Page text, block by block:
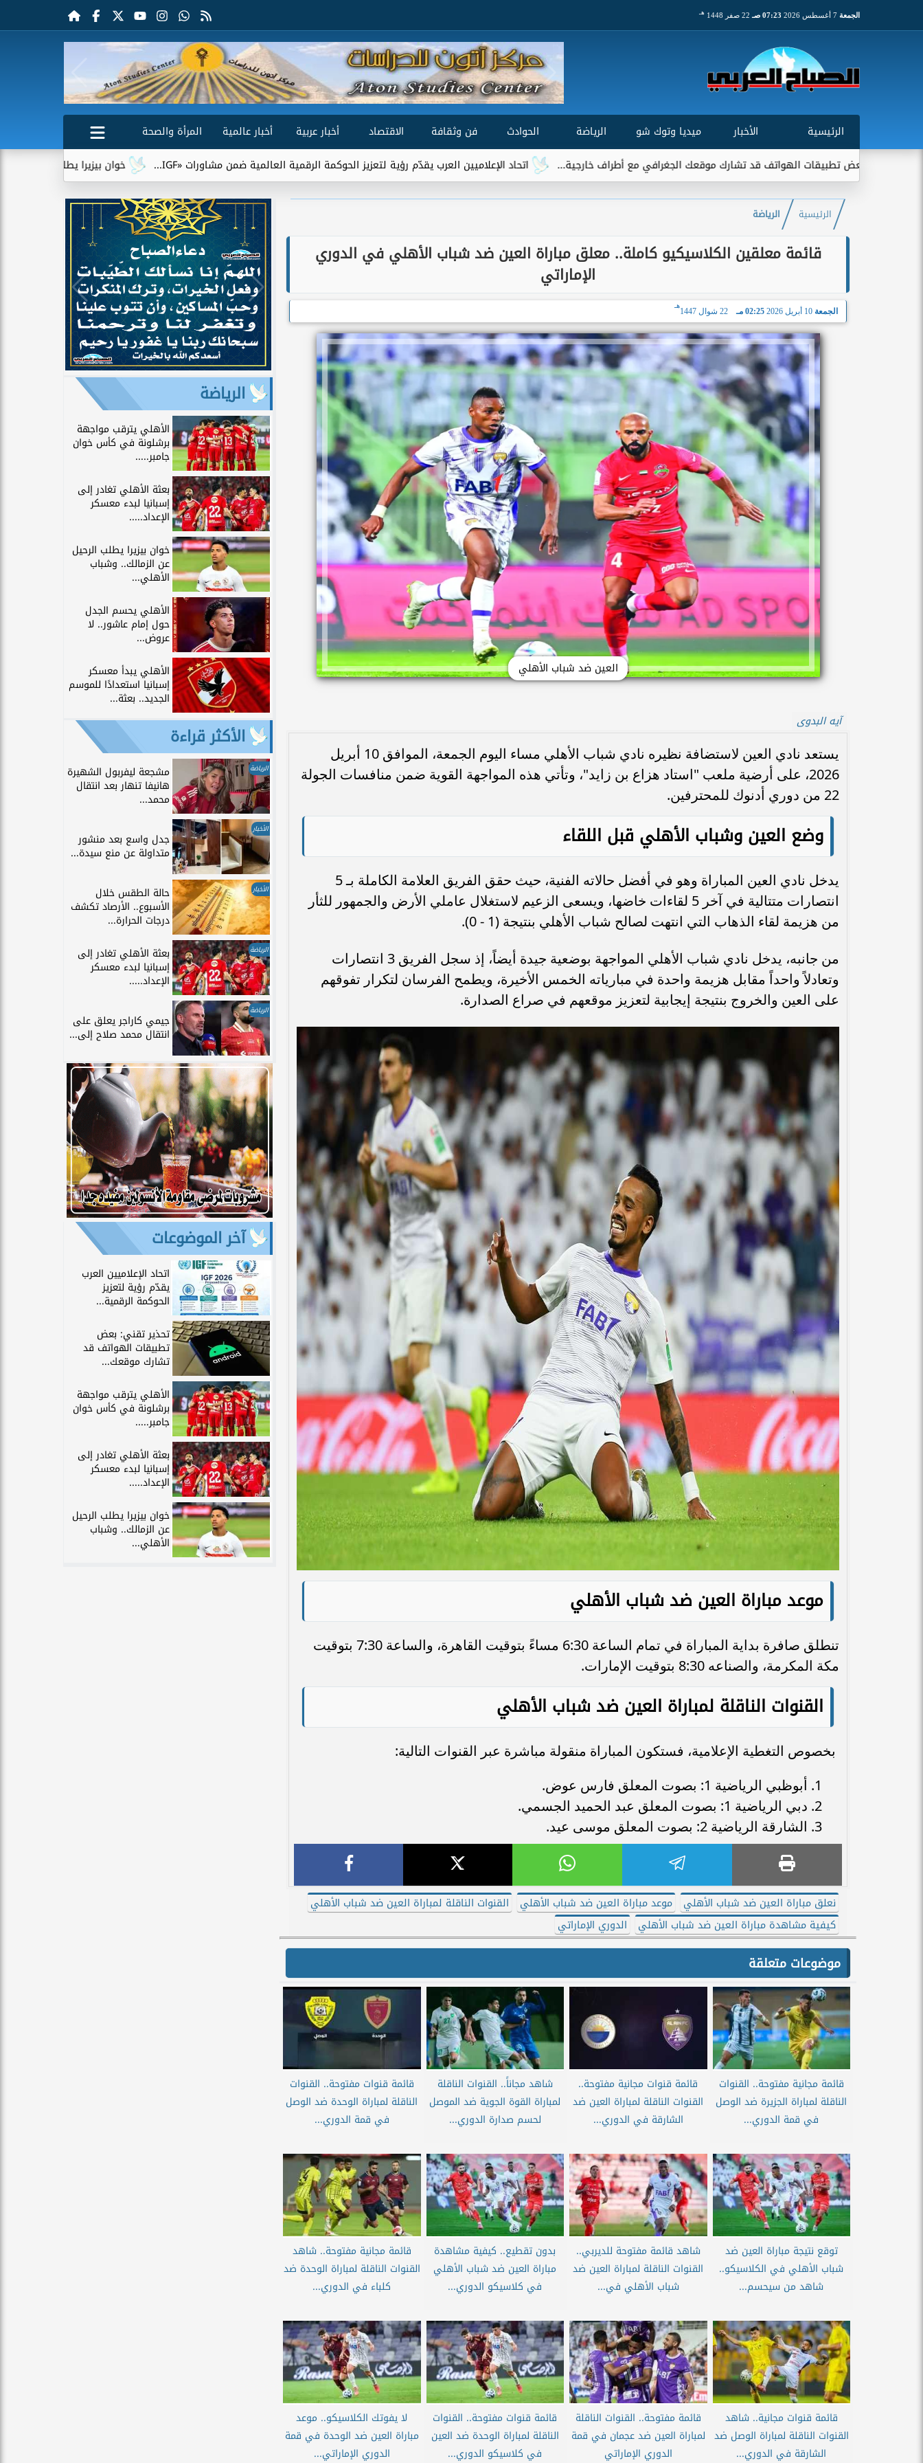
الجمعة 07:23 صـ 22 صفر 1448 هـ
الرئيسية الأخبار ميديا وتوك شو الرياضة الحوادث فن وثقافة الاقتصاد أخبار عربية أخبار عالمية
المرأة والصحة
خوان بيزيرا يطلب الرحيل عن الزمالك.. وشباب
اتحاد الإعلاميين العرب يقدّم رؤية لتعزيز الحوكمة الرقمية العالمية ضمن مشاورات «IGF... الهواتف قد تشارك موقعك الجغرافي مع أطراف خارجية...
الرئيسية الرياضة
قائمة معلقين الكلاسيكيو كاملة.. معلق مباراة العين ضد شباب الأهلي في الدوري
الإماراتي
الجمعة 10 أبريل 2026 02:25 مـ 22 شوال 1447
هـ
العين ضد شباب الأهلي
آيه البدوى
يستعد نادي العين لاستضافة نظيره نادي شباب الأهلي مساء اليوم الجمعة، الموافق 10 أبريل
2026، على أرضية ملعب "استاد هزاع بن زايد"، وتأتي هذه المواجهة القوية ضمن منافسات الجولة
22 من دوري أدنوك للمحترفين.
وضع العين وشباب الأهلي قبل اللقاء
يدخل نادي العين المباراة وهو في أفضل حالاته الفنية، حيث حقق الفريق العلامة الكاملة بـ 5
انتصارات متتالية في آخر 5 لقاءات خاضها، ويسعى الزعيم لاستغلال عاملي الأرض والجمهور للثأر
من هزيمة لقاء الذهاب التي انتهت لصالح شباب الأهلي بنتيجة (1 - 0).
من جانبه، يدخل نادي شباب الأهلي المواجهة بوضعية جيدة أيضاً، إذ سجل الفريق 3 انتصارات
وتعادلاً واحداً مقابل هزيمة واحدة في مبارياته الخمس الأخيرة، ويطمح الفرسان لتكرار تفوقهم
على العين والخروج بنتيجة إيجابية لتعزيز موقعهم في صراع الصدارة.
موعد مباراة العين ضد شباب الأهلي
تنطلق صافرة بداية المباراة في تمام الساعة 6:30 مساءً بتوقيت القاهرة، والساعة 7:30 بتوقيت
مكة المكرمة، والصناعه 8:30 بتوقيت الإمارات.
القنوات الناقلة لمباراة العين ضد شباب الأهلي
بخصوص التغطية الإعلامية، فستكون المباراة منقولة مباشرة عبر القنوات التالية:
أبوظبي الرياضية 1: بصوت المعلق فارس عوض.
دبي الرياضية 1: بصوت المعلق عبد الحميد الجسمي.
الشارقة الرياضية 2: بصوت المعلق موسى عيد.
نعلق مباراة العين ضد شباب الأهلي موعد مباراة العين ضد شباب الأهلي
القنوات الناقلة لمباراة العين ضد شباب الأهلي
كيفية مشاهدة مباراة العين ضد شباب الأهلي
الدوري الإماراتي
موضوعات متعلقة
قائمة مجانية مفتوحة.. القنوات
الناقلة لمباراة الجزيرة ضد الوصل
في قمة الدوري...
قائمة قنوات مجانية مفتوحة..
القنوات الناقلة لمباراة العين ضد
الشارقة في الدوري...
شاهد مجاناً.. القنوات الناقلة
لمباراة القوة الجوية ضد الموصل
لحسم صدارة الدوري...
قائمة قنوات مفتوحة.. القنوات
الناقلة لمباراة الوحدة ضد الوصل
في قمة الدوري...
توقع نتيجة مباراة العين ضد
شباب الأهلي في الكلاسيكو..
شاهد من سيحسم...
شاهد قائمة مفتوحة للديربي..
القنوات الناقلة لمباراة العين ضد
شباب الأهلي في...
بدون تقطيع.. كيفية مشاهدة
مباراة العين ضد شباب الأهلي
في كلاسيكو الدوري...
قائمة مجانية مفتوحة.. شاهد
القنوات الناقلة لمباراة الوحدة ضد
كلباء في الدوري...
قائمة قنوات مجانية.. شاهد
القنوات الناقلة لمباراة الوصل ضد
الشارقة في الدوري...
قائمة مفتوحة.. القنوات الناقلة
لمباراة العين ضد عجمان في قمة
الدوري الإماراتي
قائمة قنوات مفتوحة.. القنوات
الناقلة لمباراة الوحدة ضد العين
في كلاسيكو الدوري...
لا يفوتك الكلاسيكو.. موعد
مباراة العين ضد الوحدة في قمة
الدوري الإماراتي...
الرياضة
الأهلي يترقب مواجهة
برشلونة في كأس خوان
جامبر.....
بعثة الأهلي تغادر إلى
إسبانيا لبدء معسكر
الإعداد.....
خوان بيزيرا يطلب الرحيل
عن الزمالك.. وشباب
الأهلي...
الأهلي يحسم الجدل
حول إمام عاشور.. لا
عروض...
الأهلي يبدأ معسكر
إسبانيا استعدادًا للموسم
الجديد.. بعثة...
الأكثر قراءة
الرياضة مشجعة ليفربول الشهيرة
هانيفا تنهار بعد انتقال
محمد...
الأخبار
جدل واسع بعد منشور
متداولة عن منع سيدة...
الأخبار حالة الطقس خلال
الأسبوع.. الأرصاد تكشف
درجات الحرارة...
الرياضة بعثة الأهلي تغادر إلى
إسبانيا لبدء معسكر
الإعداد.....
الرياضة
جيمي كاراجر يعلق على
انتقال محمد صلاح إلى...
آخر الموضوعات
اتحاد الإعلاميين العرب
يقدّم رؤية لتعزيز
الحوكمة الرقمية...
تحذير تقني: بعض
تطبيقات الهواتف قد
تشارك موقعك...
الأهلي يترقب مواجهة
برشلونة في كأس خوان
جامبر.....
بعثة الأهلي تغادر إلى
إسبانيا لبدء معسكر
الإعداد.....
خوان بيزيرا يطلب الرحيل
عن الزمالك.. وشباب
الأهلي...